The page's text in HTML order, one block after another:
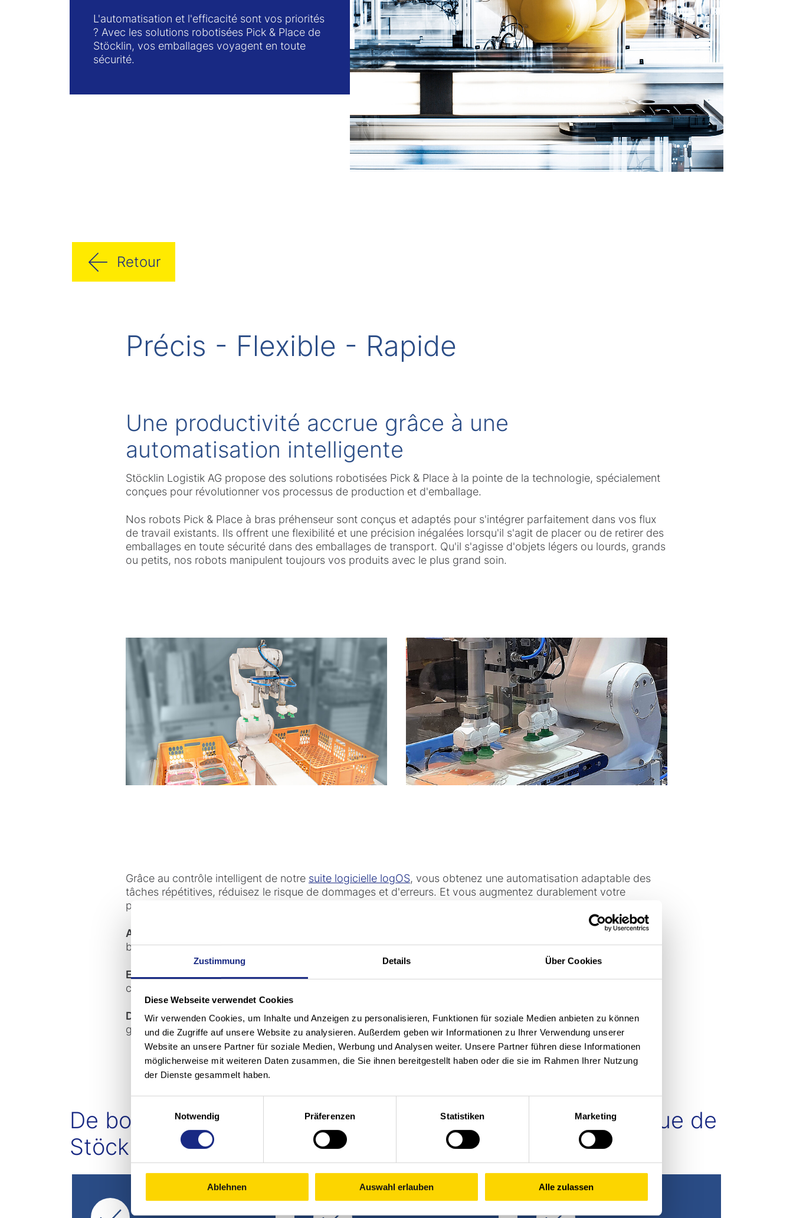
Zustimmung Details Über Cookies
Diese Webseite verwendet Cookies
Wir verwenden Cookies, um Inhalte und Anzeigen zu personalisieren, Funktionen für soziale Medien anbieten zu können
und die Zugriffe auf unsere Website zu analysieren. Außerdem geben wir Informationen zu Ihrer Verwendung unserer
Website an unsere Partner für soziale Medien, Werbung und Analysen weiter. Unsere Partner führen diese Informationen
möglicherweise mit weiteren Daten zusammen, die Sie ihnen bereitgestellt haben oder die sie im Rahmen Ihrer Nutzung
der Dienste gesammelt haben.
Notwendig
Präferenzen Statistiken Marketing
Ablehnen Auswahl erlauben Alle zulassen
L'automatisation et l'efficacité sont vos priorités
? Avec les solutions robotisées Pick & Place de
Stöcklin, vos emballages voyagent en toute
sécurité.
Retour
Précis - Flexible - Rapide
Une productivité accrue grâce à une
automatisation intelligente
Stöcklin Logistik AG propose des solutions robotisées Pick & Place à la pointe de la technologie, spécialement
conçues pour révolutionner vos processus de production et d'emballage.
Nos robots Pick & Place à bras préhenseur sont conçus et adaptés pour s'intégrer parfaitement dans vos flux
de travail existants. Ils offrent une flexibilité et une précision inégalées lorsqu'il s'agit de placer ou de retirer des
emballages en toute sécurité dans des emballages de transport. Qu'il s'agisse d'objets légers ou lourds, grands
ou petits, nos robots manipulent toujours vos produits avec le plus grand soin.
Grâce au contrôle intelligent de notre suite logicielle logOS, vous obtenez une automatisation adaptable des
tâches répétitives, réduisez le risque de dommages et d'erreurs. Et vous augmentez durablement votre
productivité.
Adaptabilité:
nos solutions robotiques sont entièrement personnalisables et peuvent être adaptées à vos
besoins spécifiques.
Environnement de travail amélioré:avec nos solutions robotisées, vous réduisez la charge physique de vos
collaborateurs en déplaçant les tâches de levage lourdes et améliorez ainsi la sécurité au travail.
Des économies de coûts à long terme:Nos solutions robotiques offrent un retour sur investissement rapide
grâce à la réduction des coûts de main-d'œuvre et à l'augmentation de la capacité de production.
De bonnes raisons d'opter pour la robotique intralogistique de
Stöcklin :